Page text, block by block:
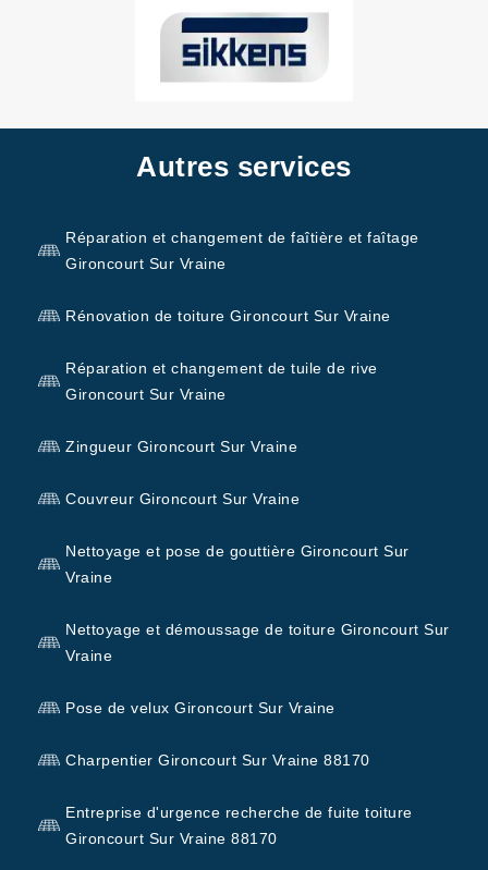
Autres services
Réparation et changement de faîtière et faîtage
Gironcourt Sur Vraine
Rénovation de toiture Gironcourt Sur Vraine
Réparation et changement de tuile de rive
Gironcourt Sur Vraine
Zingueur Gironcourt Sur Vraine
Couvreur Gironcourt Sur Vraine
Nettoyage et pose de gouttière Gironcourt Sur
Vraine
Nettoyage et démoussage de toiture Gironcourt Sur
Vraine
Pose de velux Gironcourt Sur Vraine
Charpentier Gironcourt Sur Vraine 88170
Entreprise d'urgence recherche de fuite toiture
Gironcourt Sur Vraine 88170